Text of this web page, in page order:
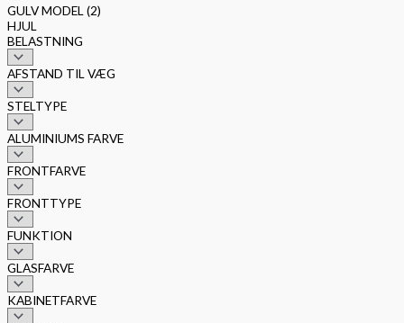
GULV MODEL (2)
HJUL
BELASTNING
AFSTAND TIL VÆG
STELTYPE
ALUMINIUMS FARVE
FRONTFARVE
FRONTTYPE
FUNKTION
GLASFARVE
KABINETFARVE